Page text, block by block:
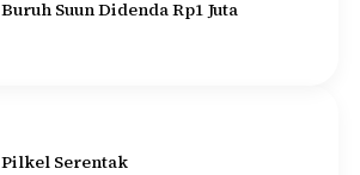
Buruh Suun Didenda Rp1 Juta
Pilkel Serentak